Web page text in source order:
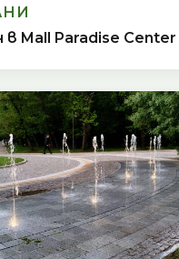
Mall Paradise Center